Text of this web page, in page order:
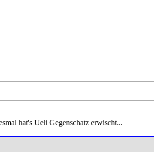
hat's Ueli Gegenschatz erwischt...